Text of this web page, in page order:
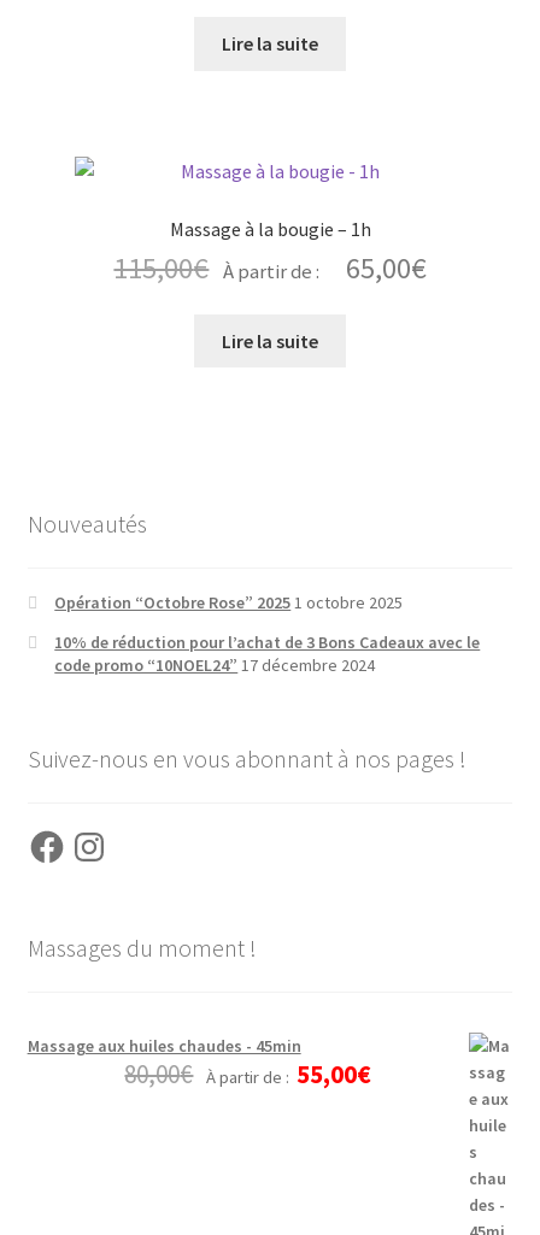
Lire la suite
Massage à la bougie – 1h
115,00€ À partir de : 65,00€
Lire la suite
Nouveautés
Opération “Octobre Rose” 20251 octobre 2025
10% de réduction pour l’achat de 3 Bons Cadeaux avec le
code promo “10NOEL24” 17 décembre 2024
Suivez-nous en vous abonnant à nos pages !
FacebookInstagram
Massages du moment !
Massage aux huiles chaudes - 45min
80,00€ À partir de : 55,00€